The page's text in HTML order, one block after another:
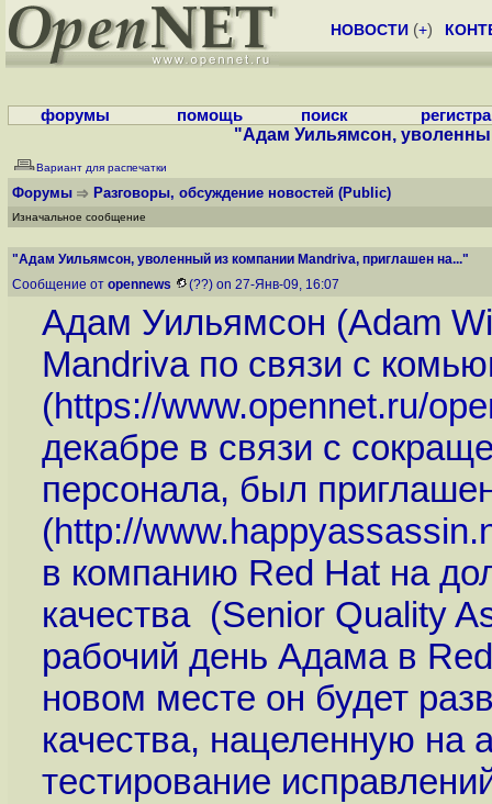
НОВОСТИ (+)
форумы помощь поиск
"Адам Уильямсон,
Вариант для распечатки
Форумы Разговоры, обсуждение новостей (Public)
Изначальное сообщение
"Адам Уильямсон, уволенный из компании Mandriva, приглашен на..."
Сообщение от opennews (??) on 27-Янв-09, 16:07
Адам Уильямсон (Adam
Mandriva по связи с
(https://www.opennet.ru/
декабре в связи с
персонала, был
(http://
в компанию Red Hat на
качества (Senior Quality
рабочий день Адама в
новом месте он будет
качества, нацеленную на
тестирование